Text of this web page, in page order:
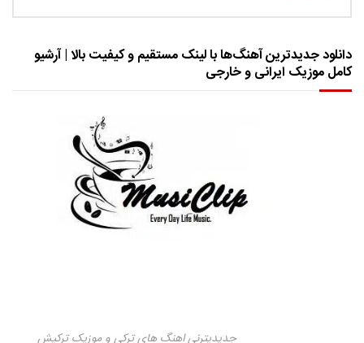
دانلود جدیدترین آهنگ‌ها با لینک مستقیم و کیفیت بالا | آرشیو
کامل موزیک ایرانی و خارجی
جدیدیترنی اهنگ های ترکی و موزیک ترکیش